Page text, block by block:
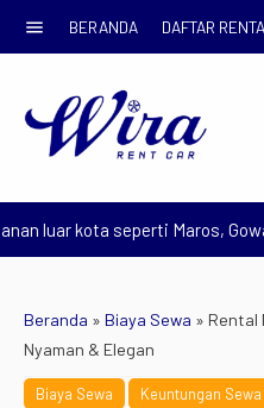
menu BERANDA DAFTAR
kota seperti Maros, Gowa,
Beranda » Biaya Sewa » Rental
Nyaman & Elegan
Biaya Sewa Keuntungan Sewa